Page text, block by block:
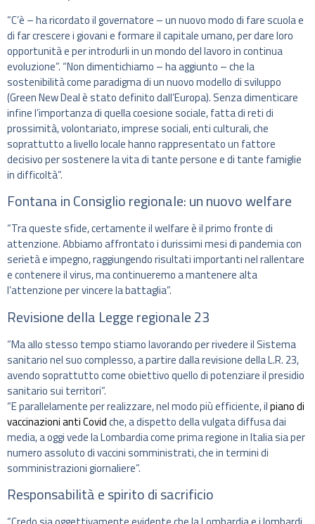
“C’è – ha ricordato il governatore – un nuovo modo di fare scuola e
di far crescere i giovani e formare il capitale umano, per dare loro
opportunità e per introdurli in un mondo del lavoro in continua
evoluzione”. “Non dimentichiamo – ha aggiunto – che la
sostenibilità come paradigma di un nuovo modello di sviluppo
(Green New Deal è stato definito dall’Europa). Senza dimenticare
infine l’importanza di quella coesione sociale, fatta di reti di
prossimità, volontariato, imprese sociali, enti culturali, che
soprattutto a livello locale hanno rappresentato un fattore
decisivo per sostenere la vita di tante persone e di tante famiglie
in difficoltà”.
Fontana in Consiglio regionale: un nuovo welfare
“Tra queste sfide, certamente il welfare è il primo fronte di
attenzione. Abbiamo affrontato i durissimi mesi di pandemia con
serietà e impegno, raggiungendo risultati importanti nel rallentare
e contenere il virus, ma continueremo a mantenere alta
l’attenzione per vincere la battaglia”.
Revisione della Legge regionale 23
“Ma allo stesso tempo stiamo lavorando per rivedere il Sistema
sanitario nel suo complesso, a partire dalla revisione della L.R. 23,
avendo soprattutto come obiettivo quello di potenziare il presidio
sanitario sui territori”.
“E parallelamente per realizzare, nel modo più efficiente, ilpiano di
vaccinazioni anti Covidche, a dispetto della vulgata diffusa dai
media, a oggi vede la Lombardia come prima regione in Italia sia per
numero assoluto di vaccini somministrati, che in termini di
somministrazioni giornaliere”.
Responsabilità e spirito di sacrificio